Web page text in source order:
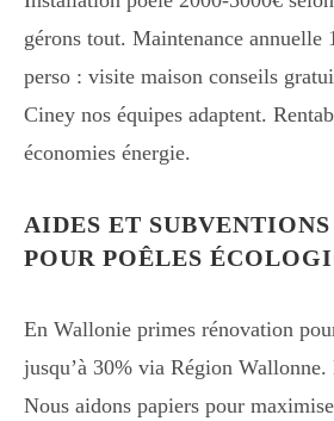
gérons tout. Maintenance annuelle
perso : visite maison conseils
Ciney nos équipes adaptent.
économies énergie.
AIDES ET
POUR POÊLES
En Wallonie primes rénovation
jusqu’à 30% via Région
Nous aidons papiers pour